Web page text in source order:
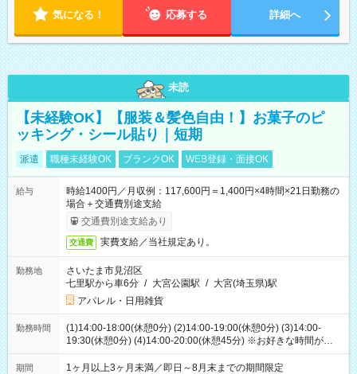
気になる！ 応募する 詳細へ
未読
【未経験OK】【服装＆髪色自由！】お菓子のピ
ッキング・シール貼り｜短期
派遣 職種未経験OK ブランクOK WEB登録・面接OK
給与
時給1400円／月収例：117,600円＝1,400円×4時間×21日勤務の
場合＋交通費別途支給
交通費別途支給あり
交通費 実費支給／当社規定あり。
勤務地
さいたま市見沼区
七里駅から車6分 / 大宮公園駅 / 大宮(埼玉県)駅
アパレル・日用雑貨
勤務時間
(1)14:00-18:00(休憩0分) (2)14:00-19:00(休憩0分) (3)14:00-
19:30(休憩0分) (4)14:00-20:00(休憩45分) ※お好きな時間が選べ
ます
期間 1ヶ月以上3ヶ月未満／即日～8月末までの期間限定